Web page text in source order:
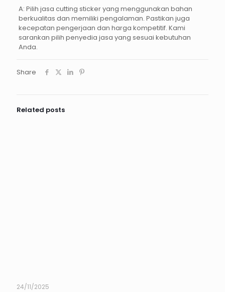
A: Pilih jasa cutting sticker yang menggunakan bahan
berkualitas dan memiliki pengalaman. Pastikan juga
kecepatan pengerjaan dan harga kompetitif. Kami
sarankan pilih penyedia jasa yang sesuai kebutuhan
Anda.
Share
Related posts
24/11/2025